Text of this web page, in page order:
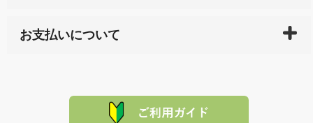
サイト内で購入された商品の送料は、こちらの
全国送
れの生産メーカーからお客様の元へ直送いたしますの
または配送途中の 事故などで不都合が生じている場合
品代金を返金いたします。）
その際は誠に申し訳ありませんが、当協会までご注文
お支払いについて
た場合、お客様からの ご入金を確認した後で、商品を